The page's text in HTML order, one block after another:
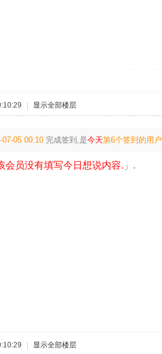
显示全部楼层
07-05 00:10 完成签到,是今天第6个签到的用户
会员没有填写今日想说内容. 」.
显示全部楼层